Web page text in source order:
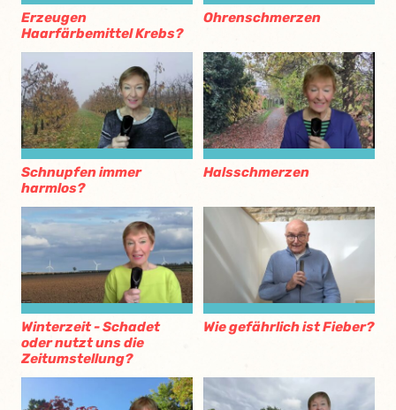
Erzeugen
Haarfärbemittel Krebs?
Ohrenschmerzen
Schnupfen immer
harmlos?
Halsschmerzen
Winterzeit - Schadet
oder nutzt uns die
Zeitumstellung?
Wie gefährlich ist Fieber?